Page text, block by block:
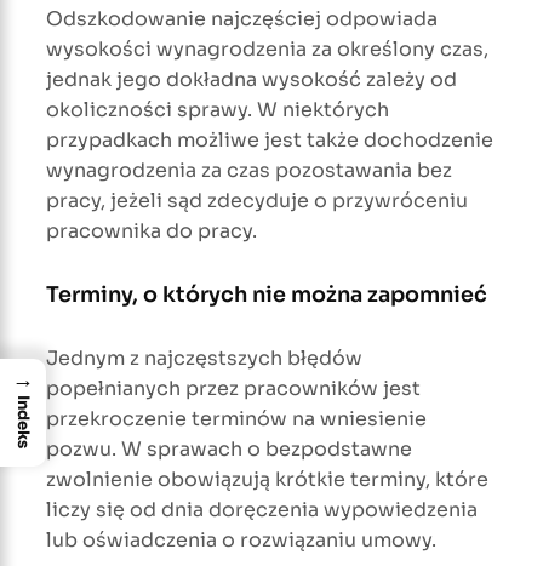
Odszkodowanie najczęściej odpowiada
wysokości wynagrodzenia za określony czas,
jednak jego dokładna wysokość zależy od
okoliczności sprawy. W niektórych
przypadkach możliwe jest także dochodzenie
wynagrodzenia za czas pozostawania bez
pracy, jeżeli sąd zdecyduje o przywróceniu
pracownika do pracy.
Terminy, o których nie można zapomnieć
Jednym z najczęstszych błędów
popełnianych przez pracowników jest
przekroczenie terminów na wniesienie
pozwu. W sprawach o bezpodstawne
zwolnienie obowiązują krótkie terminy, które
liczy się od dnia doręczenia wypowiedzenia
lub oświadczenia o rozwiązaniu umowy.
→
Indeks